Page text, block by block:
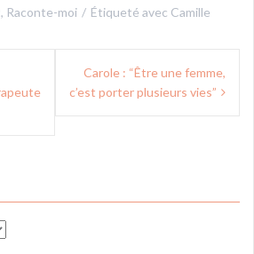
, Raconte-moi Étiqueté avec Camille
Carole : “Être une femme,
c’est porter plusieurs vies”